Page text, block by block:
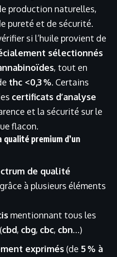
production naturelles,
pureté et de sécurité.
si l’huile provient de
sélectionnés
, tout en
thc <0,3 %. Certains
certificats d’analyse
et la sécurité sur le
flacon.
premium d’un
de qualité
à plusieurs éléments
mentionnant tous les
(cbd, cbg, cbc, cbn…)
exprimés (de 5 % à